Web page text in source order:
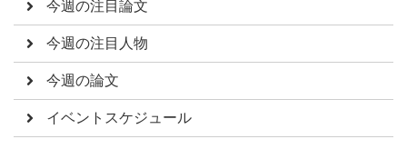
今週の注目論文
今週の注目人物
今週の論文
イベントスケジュール